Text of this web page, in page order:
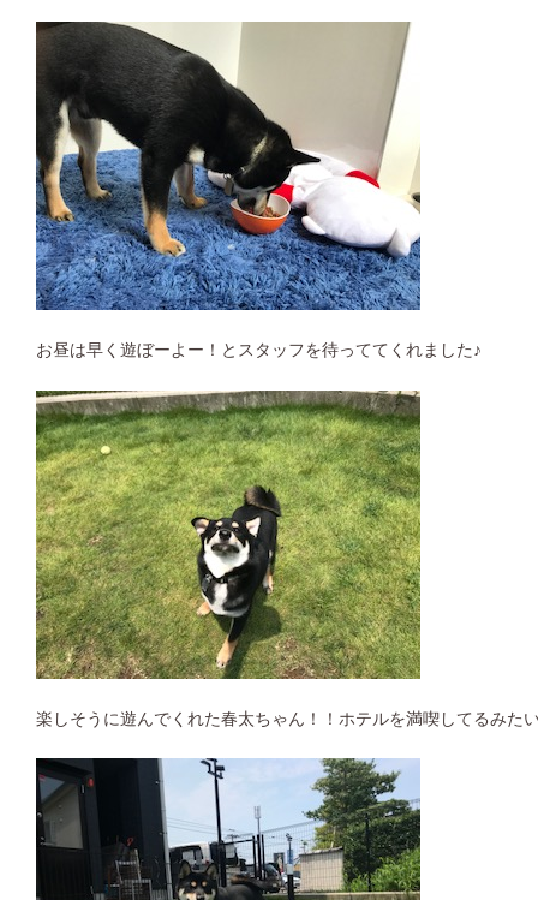
お昼は早く遊ぼーよー！とスタッフを待っててくれました♪
楽しそうに遊んでくれた春太ちゃん！！ホテルを満喫してるみた